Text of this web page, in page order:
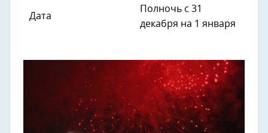
Дата
Полночь с 31
декабря на 1 января